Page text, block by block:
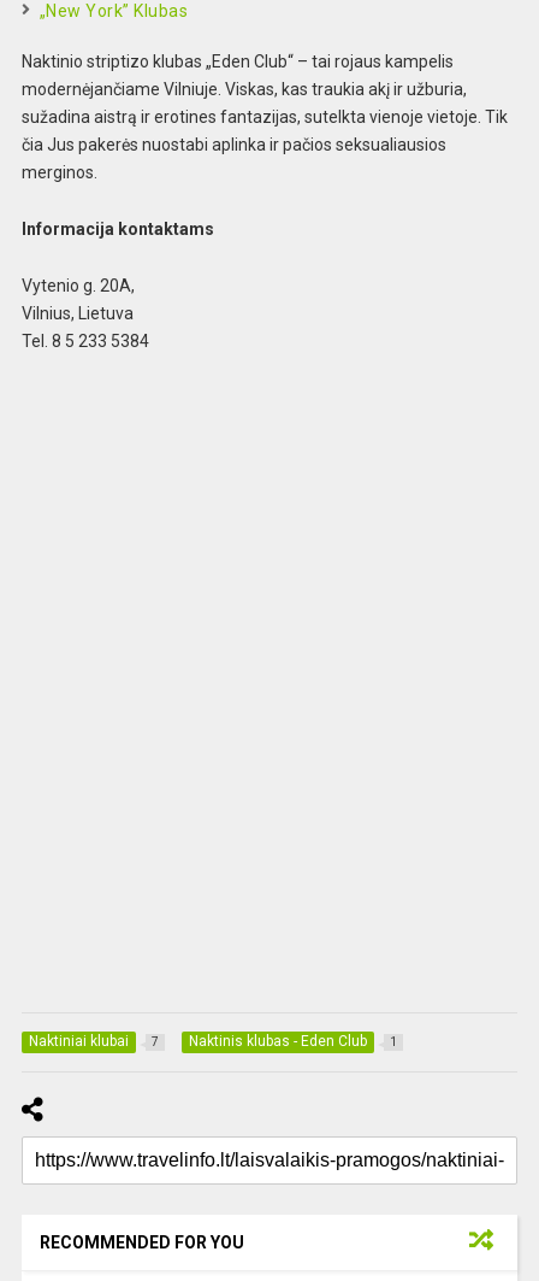
„New York” Klubas
Naktinio striptizo klubas „Eden Club“ – tai rojaus kampelis
modernėjančiame Vilniuje. Viskas, kas traukia akį ir užburia,
sužadina aistrą ir erotines fantazijas, sutelkta vienoje vietoje. Tik
čia Jus pakerės nuostabi aplinka ir pačios seksualiausios
merginos.
Informacija kontaktams
Vytenio g. 20A,
Vilnius, Lietuva
Tel. 8 5 233 5384
Naktiniai klubai 7 Naktinis klubas - Eden Club 1
RECOMMENDED FOR YOU